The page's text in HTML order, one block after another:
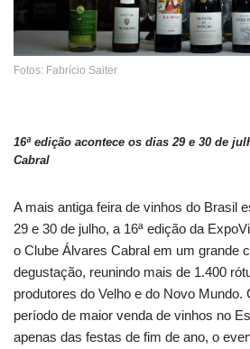
Fotos: Fabrício Saiter
16ª edição acontece os dias 29 e 30 de
Cabral
A mais antiga feira de vinhos do Brasil
29 e 30 de julho, a 16ª edição da
o Clube Álvares Cabral em um grande
degustação, reunindo mais de 1.400
produtores do Velho e do Novo Mundo.
período de maior venda de vinhos no
apenas das festas de fim de ano, o